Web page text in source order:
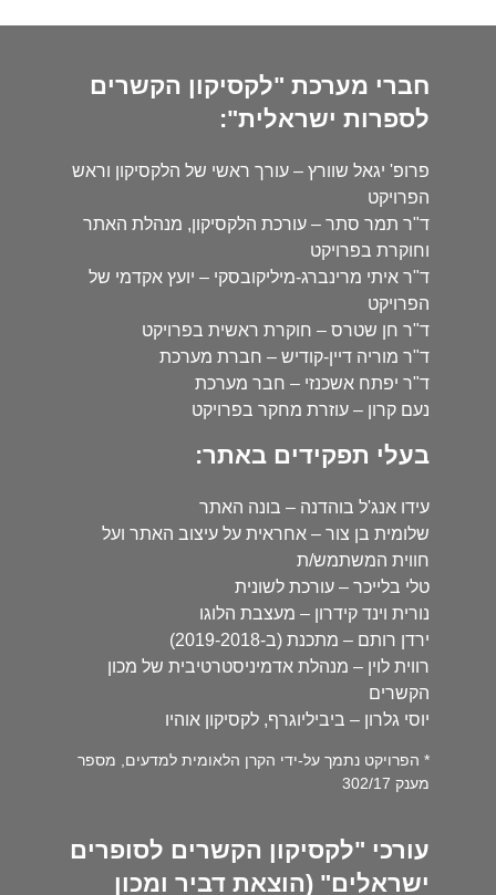
חברי מערכת "לקסיקון הקשרים
לספרות ישראלית":
פרופ' יגאל שוורץ – עורך ראשי של הלקסיקון וראש
הפרויקט
ד"ר תמר סתר – עורכת הלקסיקון, מנהלת האתר
וחוקרת בפרויקט
ד"ר איתי מרינברג-מיליקובסקי – יועץ אקדמי של
הפרויקט
ד"ר חן שטרס – חוקרת ראשית בפרויקט
ד"ר מוריה דיין-קודיש – חברת מערכת
ד"ר יפתח אשכנזי – חבר מערכת
נעם קרון – עוזרת מחקר בפרויקט
בעלי תפקידים באתר:
עידו אנג'ל בוהדנה – בונה האתר
שלומית בן צור – אחראית על עיצוב האתר ועל
חווית המשתמש/ת
טלי בלייכר – עורכת לשונית
נורית וינד קידרון – מעצבת הלוגו
ירדן רותם – מתכנת (ב-2019-2018)
רווית לוין – מנהלת אדמיניסטרטיבית של מכון
הקשרים
יוסי גלרון – ביביליוגרף, לקסיקון אוהיו
* הפרויקט נתמך על-ידי הקרן הלאומית למדעים, מספר
מענק 302/17
עורכי "לקסיקון הקשרים לסופרים
ישראלים" (הוצאת דביר ומכון